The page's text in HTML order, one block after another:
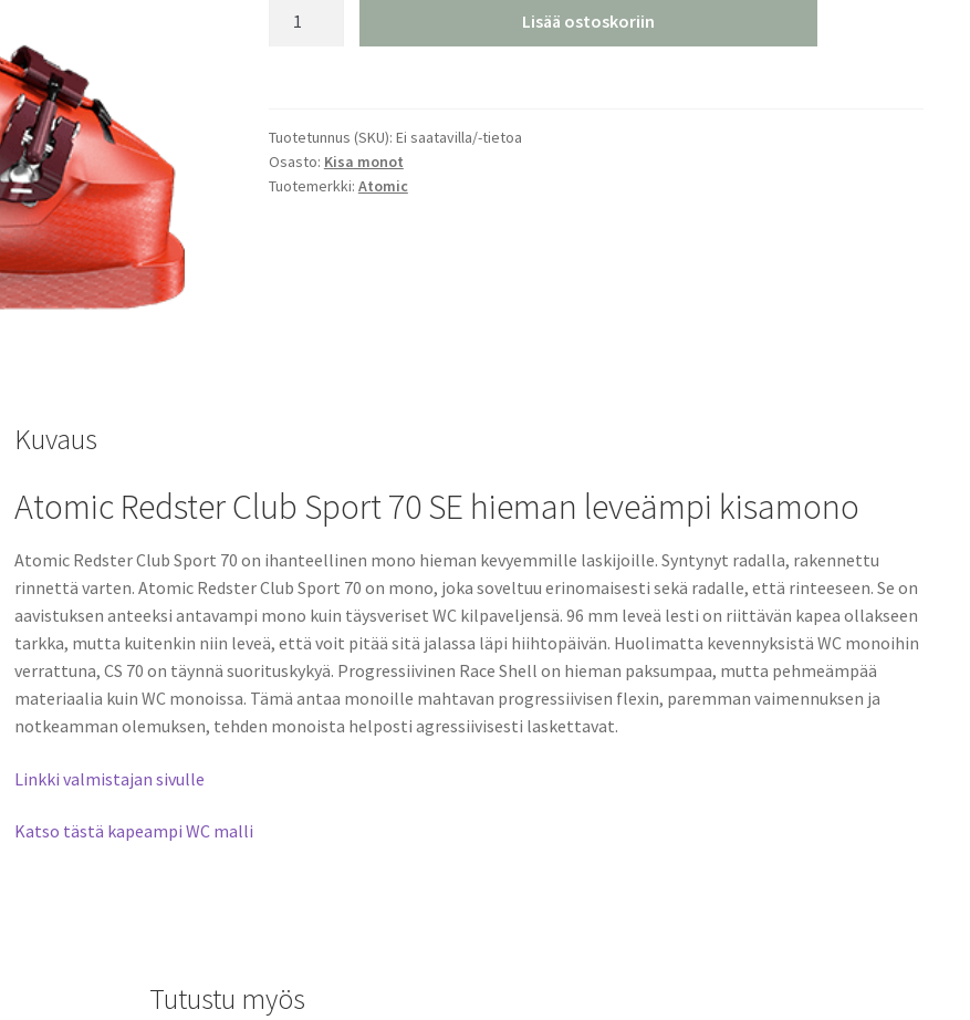
määrä
Lisää ostoskoriin
Tuotetunnus (SKU): Ei saatavilla/-tietoa
Osasto: Kisa monot
Tuotemerkki: Atomic
Kuvaus
Atomic Redster Club Sport 70 SE hieman leveämpi kisamono
Atomic Redster Club Sport 70 on ihanteellinen mono hieman kevyemmille laskijoille. Syntynyt radalla, rakennettu
rinnettä varten. Atomic Redster Club Sport 70 on mono, joka soveltuu erinomaisesti sekä radalle, että rinteeseen. Se on
aavistuksen anteeksi antavampi mono kuin täysveriset WC kilpaveljensä. 96 mm leveä lesti on riittävän kapea ollakseen
tarkka, mutta kuitenkin niin leveä, että voit pitää sitä jalassa läpi hiihtopäivän. Huolimatta kevennyksistä WC monoihin
verrattuna, CS 70 on täynnä suorituskykyä. Progressiivinen Race Shell on hieman paksumpaa, mutta pehmeämpää
materiaalia kuin WC monoissa. Tämä antaa monoille mahtavan progressiivisen flexin, paremman vaimennuksen ja
notkeamman olemuksen, tehden monoista helposti agressiivisesti laskettavat.
Linkki valmistajan sivulle
Katso tästä kapeampi WC malli
Tutustu myös